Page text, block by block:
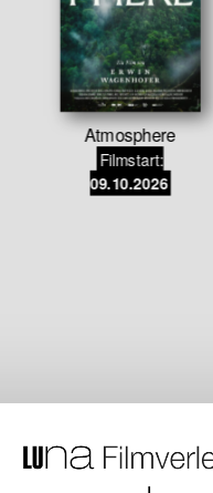
Atmosphere
Filmstart:
09.10.2026